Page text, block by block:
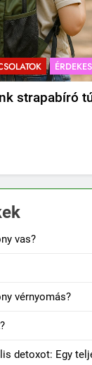
strapabíró
vas?
vérnyomás?
detoxot: Egy